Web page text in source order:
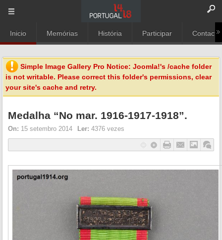
Inicio Memórias História Participar
Simple Image Gallery Pro Notice: Joomla!'s /cache folder
is not writable. Please correct this folder's permissions, clear
your site's cache and retry.
Medalha “No mar. 1916-1917-1918”.
On: 15 setembro 2014 Ler: 4376 vezes